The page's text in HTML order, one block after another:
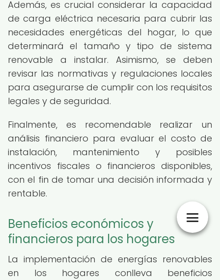
Además, es crucial considerar la capacidad
de carga eléctrica necesaria para cubrir las
necesidades energéticas del hogar, lo que
determinará el tamaño y tipo de sistema
renovable a instalar. Asimismo, se deben
revisar las normativas y regulaciones locales
para asegurarse de cumplir con los requisitos
legales y de seguridad.
Finalmente, es recomendable realizar un
análisis financiero para evaluar el costo de
instalación, mantenimiento y posibles
incentivos fiscales o financieros disponibles,
con el fin de tomar una decisión informada y
rentable.
Beneficios económicos y
financieros para los hogares
La implementación de energías renovables
en los hogares conlleva beneficios